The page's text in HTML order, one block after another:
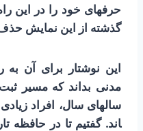
حرفه­ای خود را در این
گذشته از این نمایش
این نوشتار برای آن
مدنی بداند که مسیر
اند. گفتیم تا در حافظه